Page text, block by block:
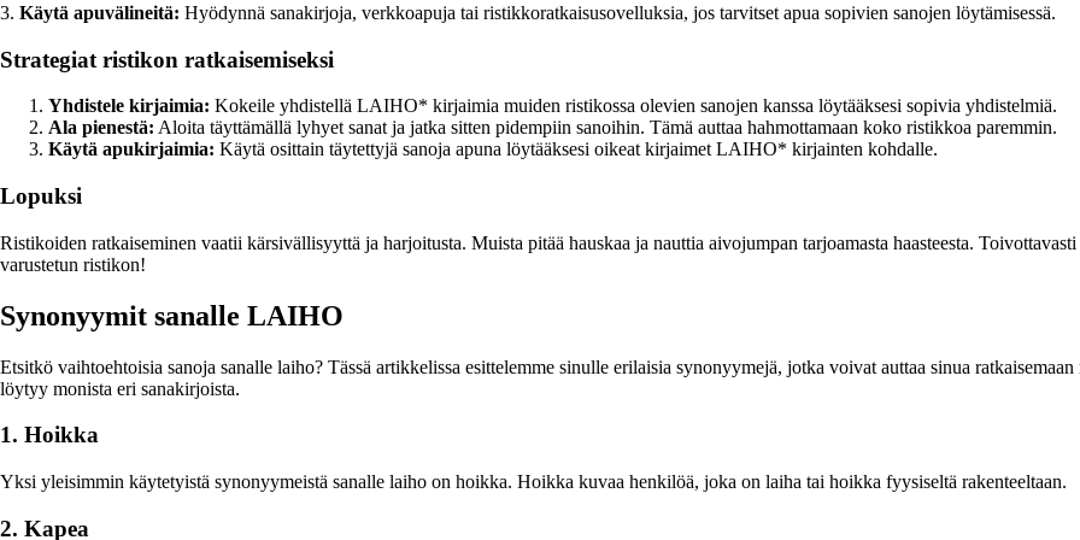
3. Käytä apuvälineitä: Hyödynnä sanakirjoja, verkkoapuja tai ristikkoratkaisusovelluksia, jos tarvitset apua sopivien sanojen löytämisessä.
Strategiat ristikon ratkaisemiseksi
Yhdistele kirjaimia: Kokeile yhdistellä LAIHO* kirjaimia muiden ristikossa olevien sanojen kanssa löytääksesi sopivia yhdistelmiä.
Ala pienestä: Aloita täyttämällä lyhyet sanat ja jatka sitten pidempiin sanoihin. Tämä auttaa hahmottamaan koko ristikkoa paremmin.
Käytä apukirjaimia: Käytä osittain täytettyjä sanoja apuna löytääksesi oikeat kirjaimet LAIHO* kirjainten kohdalle.
Lopuksi
Ristikoiden ratkaiseminen vaatii kärsivällisyyttä ja harjoitusta. Muista pitää hauskaa ja nauttia aivojumpan tarjoamasta haasteesta.
varustetun ristikon!
Synonyymit sanalle LAIHO
Etsitkö vaihtoehtoisia sanoja sanalle laiho? Tässä artikkelissa esittelemme sinulle erilaisia synonyymejä, jotka voivat auttaa sinua
löytyy monista eri sanakirjoista.
1. Hoikka
Yksi yleisimmin käytetyistä synonyymeistä sanalle laiho on hoikka. Hoikka kuvaa henkilöä, joka on laiha tai hoikka fyysiseltä rakenteeltaan.
2. Kapea